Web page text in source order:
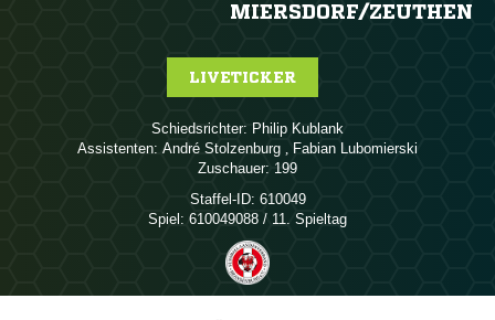
MIERSDORF/​ZEUTHEN
LIVETICKER
Schiedsrichter:  
Assistenten:   ,  
Zuschauer: 199
Staffel-ID: 610049
Spiel: 610049088 / 11. Spieltag